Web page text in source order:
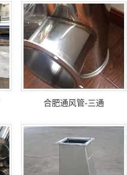
合肥通风管-三通